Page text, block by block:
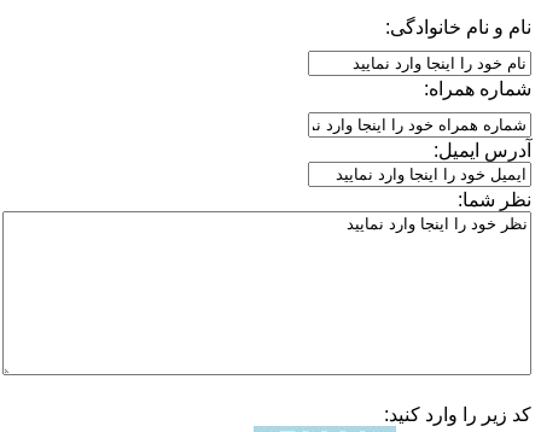
نام و نام خانوادگی:
شماره همراه:
آدرس ایمیل:
نظر شما:
کد زیر را وارد کنید: